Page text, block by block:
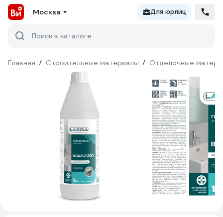
Москва Для юрлиц
Поиск в каталоге
Главная / Строительные материалы / Отделочные